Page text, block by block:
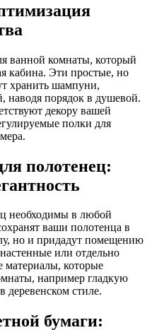
ванной комнаты, который
кабина. Эти простые, но
хранить шампуни,
наводя порядок в душевой.
декору вашей
полки для
полотенец:
необходимы в любой
ваши полотенца в
но и придадут помещению
или отдельно
материалы, которые
например гладкую
стиле.
бумаги: